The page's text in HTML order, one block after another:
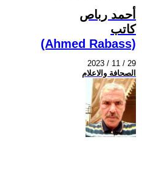
أحمد رباص
كاتب
(Ahmed Rabass)
2023 / 11 / 29
الصحافة والاعلام